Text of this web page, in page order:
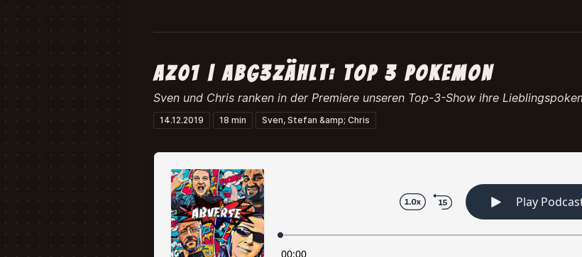
az01 | abg3zählt: top 3 pokemon
Sven und Chris ranken in der Premiere unseren Top-3-Show ihre
14.12.2019 18 min Sven, Stefan &amp; Chris